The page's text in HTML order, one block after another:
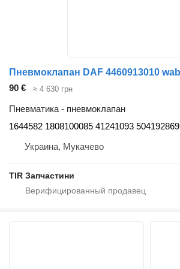
90 € ≈ 4 630 грн
Пневматика - пневмоклапан
1644582 1808100085 41241093 504192869
Украина, Мукачево
TIR Запчастини